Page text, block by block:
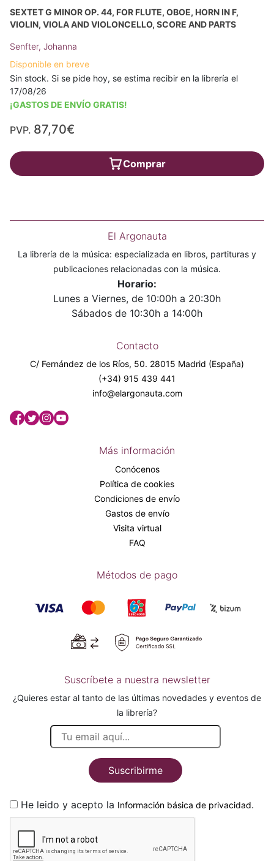
SEXTET G MINOR OP. 44, FOR FLUTE, OBOE, HORN IN F,
VIOLIN, VIOLA AND VIOLONCELLO, SCORE AND PARTS
Senfter, Johanna
Disponible en breve
Sin stock. Si se pide hoy, se estima recibir en la librería el
17/08/26
¡GASTOS DE ENVÍO GRATIS!
PVP. 87,70€
Comprar
El Argonauta
La librería de la música: especializada en libros, partituras y
publicaciones relacionadas con la música.
Horario:
Lunes a Viernes, de 10:00h a 20:30h
Sábados de 10:30h a 14:00h
Contacto
C/ Fernández de los Ríos, 50. 28015 Madrid (España)
(+34) 915 439 441
info@elargonauta.com
Más información
Conócenos
Política de cookies
Condiciones de envío
Gastos de envío
Visita virtual
FAQ
Métodos de pago
Suscríbete a nuestra newsletter
¿Quieres estar al tanto de las últimas novedades y eventos de
la librería?
Suscribirme
He leido y acepto la Información básica de privacidad.